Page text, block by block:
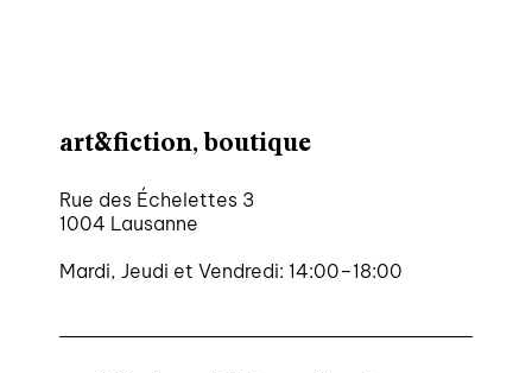
art&fiction, boutique
Rue des Échelettes 3
1004 Lausanne
Mardi, Jeudi et Vendredi: 14:00–18:00